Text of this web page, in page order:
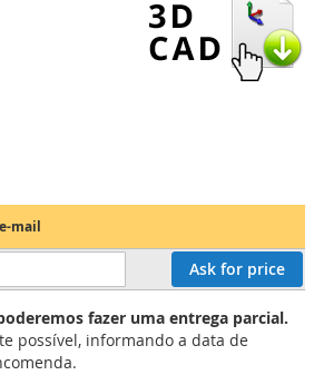
mail
Ask for price
fazer uma entrega parcial.
possível, informando a data de